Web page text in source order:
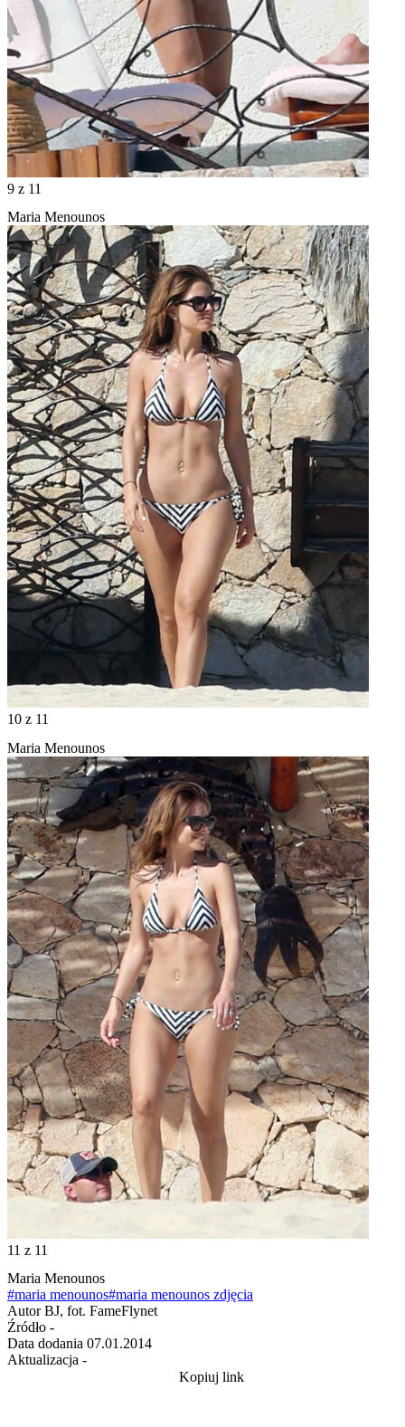
9 z 11
Maria Menounos
10 z 11
Maria Menounos
11 z 11
Maria Menounos
#maria menounos#maria menounos zdjęcia
Autor BJ, fot. FameFlynet
Źródło -
Data dodania 07.01.2014
Aktualizacja -
Kopiuj link